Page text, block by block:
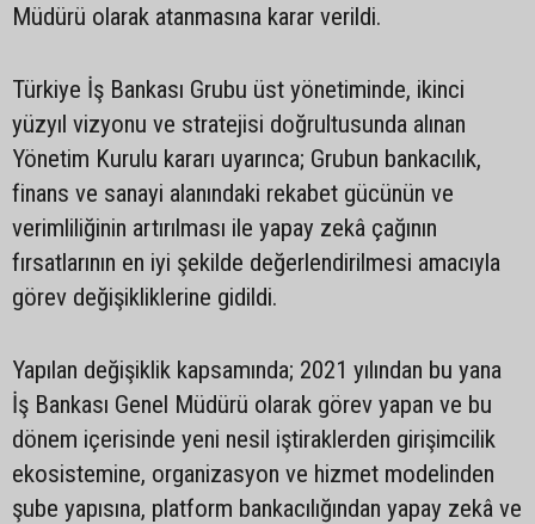
Müdürü olarak atanmasına karar verildi.
Türkiye İş Bankası Grubu üst yönetiminde, ikinci
yüzyıl vizyonu ve stratejisi doğrultusunda alınan
Yönetim Kurulu kararı uyarınca; Grubun bankacılık,
finans ve sanayi alanındaki rekabet gücünün ve
verimliliğinin artırılması ile yapay zekâ çağının
fırsatlarının en iyi şekilde değerlendirilmesi amacıyla
görev değişikliklerine gidildi.
Yapılan değişiklik kapsamında; 2021 yılından bu yana
İş Bankası Genel Müdürü olarak görev yapan ve bu
dönem içerisinde yeni nesil iştiraklerden girişimcilik
ekosistemine, organizasyon ve hizmet modelinden
şube yapısına, platform bankacılığından yapay zekâ ve